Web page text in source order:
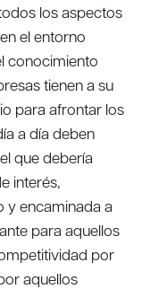
los aspectos
el entorno
conocimiento
tienen a su
para afrontar los
a día deben
que debería
interés,
y encaminada a
para aquellos
por
aquellos